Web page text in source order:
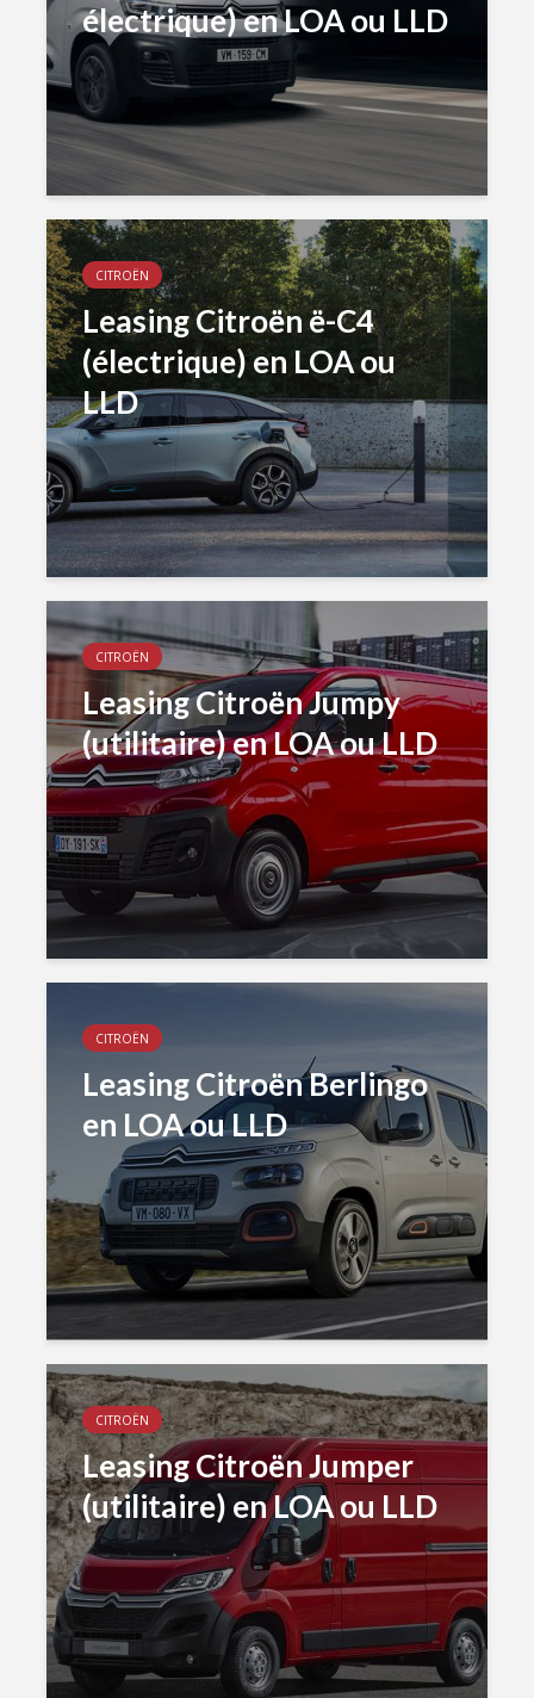
électrique) en LOA ou LLD
CITROËN
Leasing Citroën ë-C4
(électrique) en LOA ou
LLD
CITROËN
Leasing Citroën Jumpy
(utilitaire) en LOA ou LLD
CITROËN
Leasing Citroën Berlingo
en LOA ou LLD
CITROËN
Leasing Citroën Jumper
(utilitaire) en LOA ou LLD